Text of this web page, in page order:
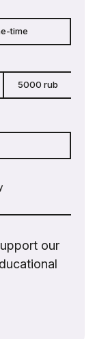
time
5000 rub
our